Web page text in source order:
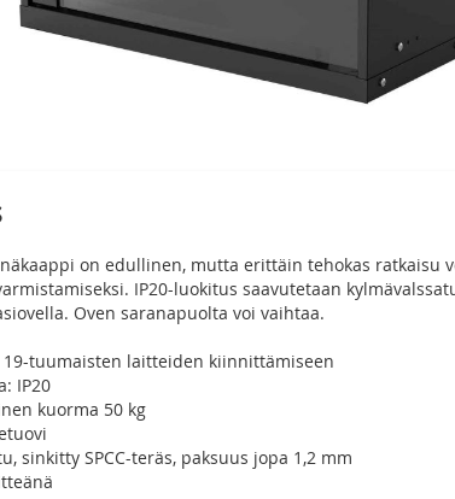
on edullinen, mutta erittäin tehokas ratkaisu
IP20-luokitus saavutetaan
Oven saranapuolta voi vaihtaa.
tuumaisten laitteiden kiinnittämiseen
IP20
kuorma 50 kg
sinkitty SPCC-teräs, paksuus jopa 1,2 mm